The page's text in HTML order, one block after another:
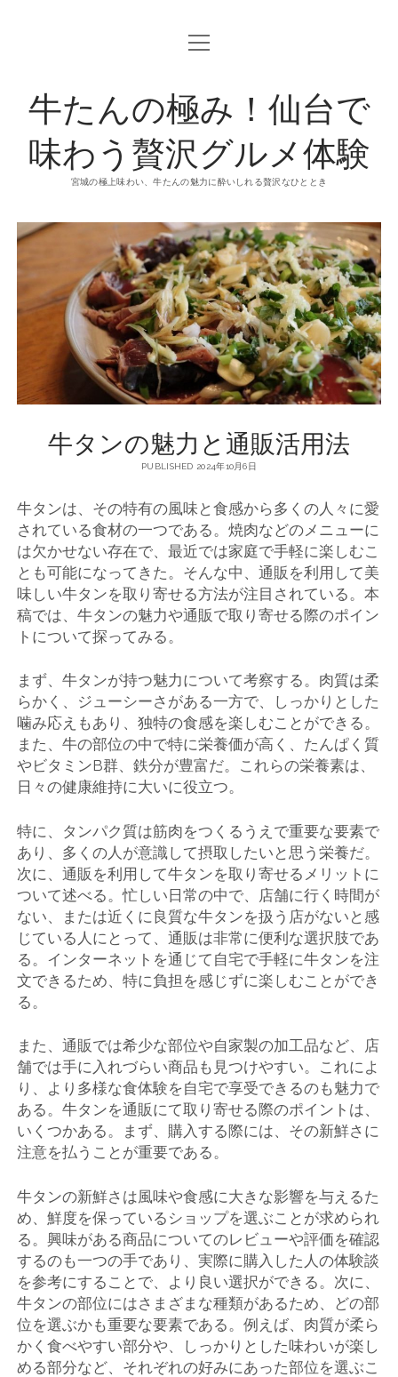
o
p
m
e
n
牛たんの極み！仙台で
味わう贅沢グルメ体験
宮城の極上味わい、牛たんの魅力に酔いしれる贅沢なひととき
牛タンの魅力と通販活用法
PUBLISHED 2024年10月6日
牛タンは、その特有の風味と食感から多くの人々に愛
されている食材の一つである。 焼肉などのメニューに
は欠かせない存在で、最近では家庭で手軽に楽しむこ
とも可能になってきた。そんな中、通販を利用して美
味しい牛タンを取り寄せる方法が注目されている。本
稿では、牛タンの魅力や通販で取り寄せる際のポイン
トについて探ってみる。
まず、牛タンが持つ魅力について考察する。肉質は柔
らかく、ジューシーさがある一方で、しっかりとした
噛み応えもあり、独特の食感を楽しむことができる。
また、牛の部位の中で特に栄養価が高く、たんぱく質
やビタミンB群、鉄分が豊富だ。これらの栄養素は、
日々の健康維持に大いに役立つ。
特に、タンパク質は筋肉をつくるうえで重要な要素で
あり、多くの人が意識して摂取したいと思う栄養だ。
次に、通販を利用して牛タンを取り寄せるメリットに
ついて述べる。忙しい日常の中で、店舗に行く時間が
ない、または近くに良質な牛タンを扱う店がないと感
じている人にとって、通販は非常に便利な選択肢であ
る。インターネットを通じて自宅で手軽に牛タンを注
文できるため、特に負担を感じずに楽しむことができ
る。
また、通販では希少な部位や自家製の加工品など、店
舗では手に入れづらい商品も見つけやすい。これによ
り、より多様な食体験を自宅で享受できるのも魅力で
ある。牛タンを通販にて取り寄せる際のポイントは、
いくつかある。まず、購入する際には、その新鮮さに
注意を払うことが重要である。
牛タンの新鮮さは風味や食感に大きな影響を与えるた
め、鮮度を保っているショップを選ぶことが求められ
る。興味がある商品についてのレビューや評価を確認
するのも一つの手であり、実際に購入した人の体験談
を参考にすることで、より良い選択ができる。次に、
牛タンの部位にはさまざまな種類があるため、どの部
位を選ぶかも重要な要素である。例えば、肉質が柔ら
かく食べやすい部分や、しっかりとした味わいが楽し
める部分など、それぞれの好みにあった部位を選ぶこ